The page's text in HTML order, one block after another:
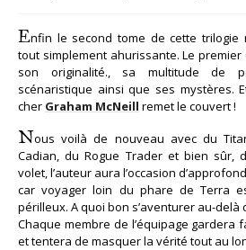
Enfin le second tome de cette trilogie
tout simplement ahurissante. Le premier
son originalité., sa multitude de
scénaristique ainsi que ses mystères.
cher Graham McNeill remet le couvert !
Nous voilà de nouveau avec du
Cadian, du Rogue Trader et bien sûr,
volet, l’auteur aura l’occasion
car voyager loin du phare de Terra
périlleux. A quoi bon s’aventurer au-delà
Chaque membre de l’équipage gardera
et tentera de masquer la vérité tout au